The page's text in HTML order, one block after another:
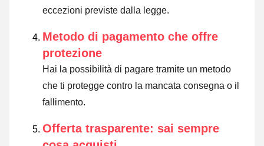
eccezioni previste dalla legge.
Metodo di pagamento che offre
protezione
Hai la possibilità di pagare tramite un metodo
che ti protegge contro la mancata consegna o il
fallimento.
Offerta trasparente: sai sempre